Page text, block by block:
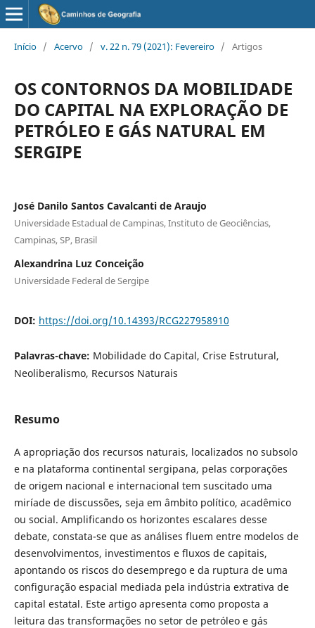
Início / Acervo / v. 22 n. 79 (2021): Fevereiro / Artigos
OS CONTORNOS DA MOBILIDADE
DO CAPITAL NA EXPLORAÇÃO DE
PETRÓLEO E GÁS NATURAL EM
SERGIPE
José Danilo Santos Cavalcanti de Araujo
Universidade Estadual de Campinas, Instituto de Geociências,
Campinas, SP, Brasil
Alexandrina Luz Conceição
Universidade Federal de Sergipe
DOI: https://doi.org/10.14393/RCG227958910
Palavras-chave: Mobilidade do Capital, Crise Estrutural,
Neoliberalismo, Recursos Naturais
Resumo
A apropriação dos recursos naturais, localizados no subsolo
e na plataforma continental sergipana, pelas corporações
de origem nacional e internacional tem suscitado uma
miríade de discussões, seja em âmbito político, acadêmico
ou social. Amplificando os horizontes escalares desse
debate, constata-se que as análises fluem entre modelos de
desenvolvimentos, investimentos e fluxos de capitais,
apontando os riscos do desemprego e da ruptura de uma
configuração espacial mediada pela indústria extrativa de
capital estatal. Este artigo apresenta como proposta a
leitura das transformações no setor de petróleo e gás